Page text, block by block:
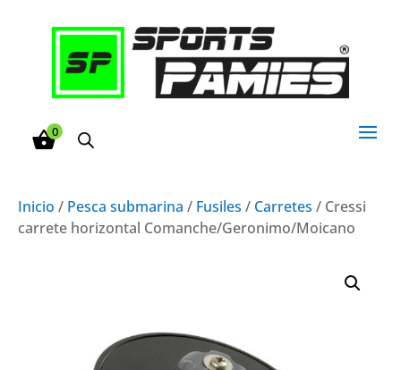
0
Inicio / Pesca submarina / Fusiles / Carretes / Cressi
carrete horizontal Comanche/Geronimo/Moicano